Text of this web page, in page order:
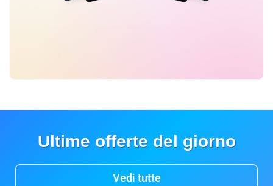
Ultime offerte del giorno
Vedi tutte